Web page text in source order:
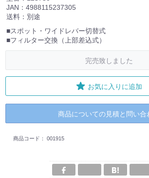
JAN：4988115237305
送料：別途
■スポット・ワイドレバー切替式
■フィルター交換（上部差込式）
完売致しました
お気に入りに追加
商品についての見積と問い合
商品コード： 001915